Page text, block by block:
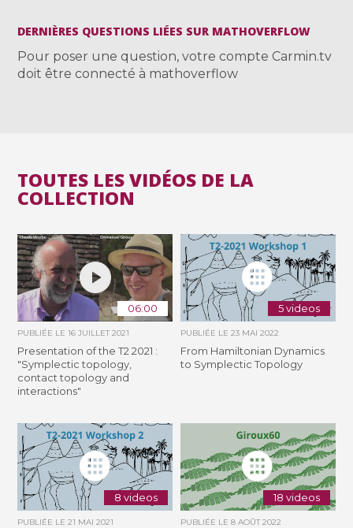
DERNIÈRES QUESTIONS LIÉES SUR MATHOVERFLOW
Pour poser une question, votre compte Carmin.tv
doit être connecté à mathoverflow
TOUTES LES VIDÉOS DE LA
COLLECTION
06:00
PUBLIÉE LE16 JUILLET 2021
Presentation of the T2 2021 :
"Symplectic topology,
contact topology and
interactions"
5 videos
PUBLIÉE LE 23 MAI 2022
From Hamiltonian Dynamics
to Symplectic Topology
8 videos
PUBLIÉE LE21 MAI 2021
18 videos
PUBLIÉE LE 8 AOÛT 2022